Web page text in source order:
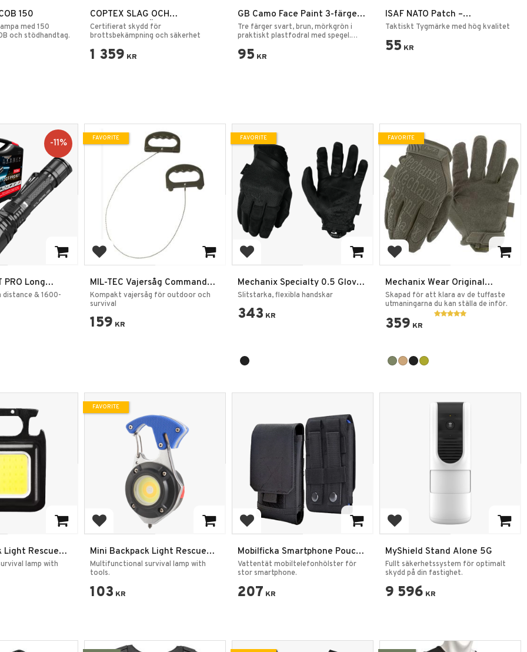
150
med 150
och stödhandtag.
COPTEX SLAG OCH
KNIVSKYDDSVÄST - K1
CERTIFIERAD
Certifierat skydd för
brottsbekämpning och säkerhet
1 359 KR
GB Camo Face Paint 3-färger
med spegel 45 g —
Kamouflagefärg
Tre färger svart, brun, mörkgrön i
praktiskt plastfodral med spegel.
95 KR
ISAF NATO Patch –
Kardborremärke 12 x 6,5 cm
Taktiskt Tygmärke med hög kvalitet
55 KR
PRO Long
Flashlight& 1600-
11%
Add to favorites
MIL-TEC Vajersåg Commando
Pocket Wire Saw
Kompakt vajersåg för outdoor och
survival
159 KR
FAVORITE
Add to favorites
Mechanix Specialty 0.5 Gloves
– Covert Svart
Slitstarka, flexibla handskar
343 KR
FAVORITE
Add to favorites
Mechanix Wear Original
Handskar
Skapad för att klara av de tuffaste
utmaningarna du kan ställa de inför.
359 KR
FAVORITE
Light Rescue
lamp with
Add to favorites
Mini Backpack Light Rescue
Lamp
Multifunctional survival lamp with
tools.
103 KR
FAVORITE
Add to favorites
Mobilficka Smartphone Pouch
Large MOLLE Svart
Vattentät mobiltelefonhölster för
stor smartphone.
207 KR
Add to favorites
MyShield Stand Alone 5G
Fullt säkerhetssystem för optimalt
skydd på din fastighet.
9 596 KR